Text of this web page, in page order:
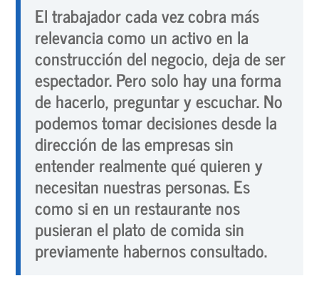
El trabajador cada vez cobra más
relevancia como un activo en la
construcción del negocio, deja de ser
espectador. Pero solo hay una forma
de hacerlo, preguntar y escuchar. No
podemos tomar decisiones desde la
dirección de las empresas sin
entender realmente qué quieren y
necesitan nuestras personas. Es
como si en un restaurante nos
pusieran el plato de comida sin
previamente habernos consultado.